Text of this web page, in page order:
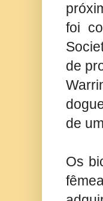
foi
de
de
Os